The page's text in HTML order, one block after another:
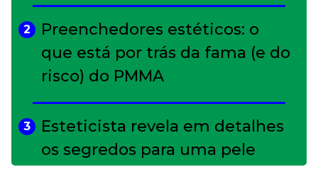
2
Preenchedores estéticos: o
que está por trás da fama (e do
risco) do PMMA
3
Esteticista revela em detalhes
os segredos para uma pele